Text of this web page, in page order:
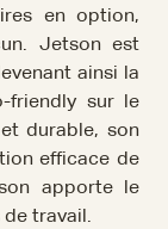
en option,
Jetson est
ainsi la
friendly sur le
durable, son
efficace de
apporte le
travail.